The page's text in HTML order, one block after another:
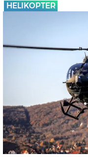
HELIKOPTER